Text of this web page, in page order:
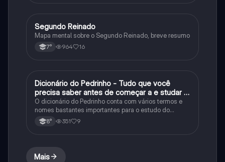
História
Segundo Reinado
Mapa mental sobre o Segundo Reinado, breve resumo
7° 964 16
História
Dicionário do Pedrinho - Tudo que você
precisa saber antes de começar a e studar o
segundo reinado!
O dicionário do Pedrinho conta com vários termos e
nomes bastantes importantes para o estudo do
segundo reinado e muito mais.
8° 351 9
Mais